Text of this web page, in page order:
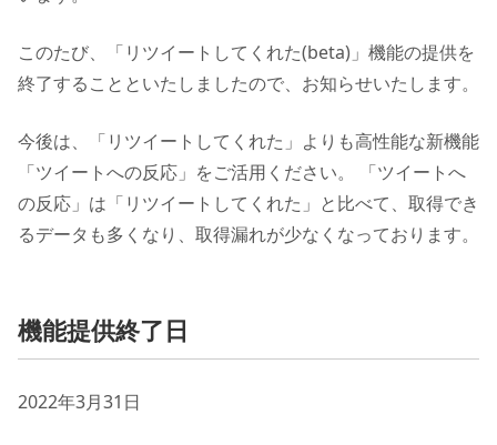
このたび、「リツイートしてくれた(beta)」機能の提供を
終了することといたしましたので、お知らせいたします。
今後は、「リツイートしてくれた」よりも高性能な新機能
「ツイートへの反応」をご活用ください。 「ツイートへ
の反応」は「リツイートしてくれた」と比べて、取得でき
るデータも多くなり、取得漏れが少なくなっております。
機能提供終了日
2022年3月31日